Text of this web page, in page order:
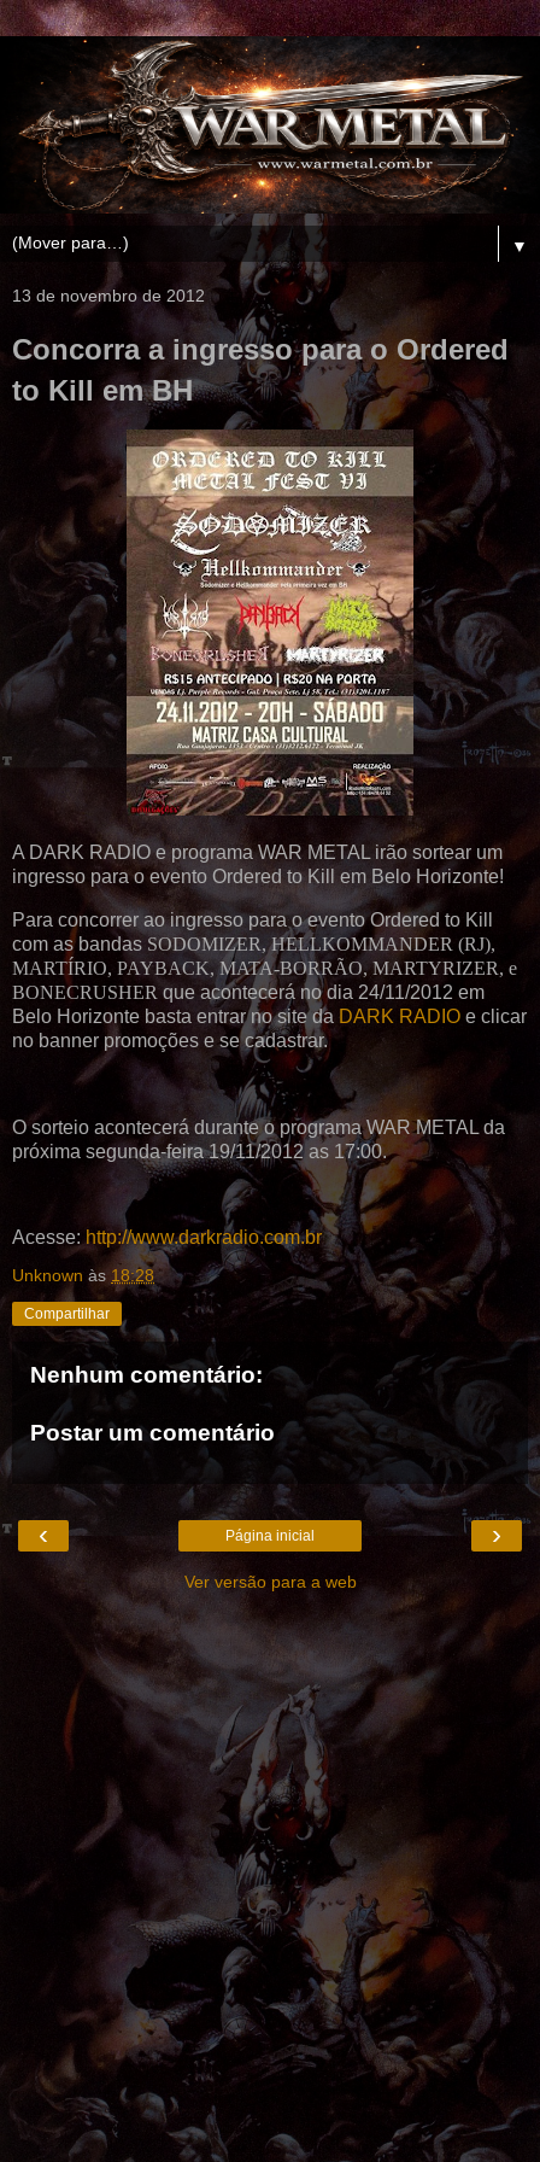
▼
13 de novembro de 2012
Concorra a ingresso para o Ordered
to Kill em BH
A DARK RADIO e programa WAR METAL irão sortear um
ingresso para o evento Ordered to Kill em Belo Horizonte!
Para concorrer ao ingresso para o evento Ordered to Kill
com as bandas SODOMIZER, HELLKOMMANDER (RJ),
MARTÍRIO, PAYBACK, MATA-BORRÃO, MARTYRIZER, e
BONECRUSHER que acontecerá no dia 24/11/2012 em
Belo Horizonte basta entrar no site da DARK RADIO e clicar
no banner promoções e se cadastrar.
O sorteio acontecerá durante o programa WAR METAL da
próxima segunda-feira 19/11/2012 as 17:00.
Acesse: http://www.darkradio.com.br
Unknown às 18:28
Compartilhar
Nenhum comentário:
Postar um comentário
‹ ›
Página inicial
Ver versão para a web